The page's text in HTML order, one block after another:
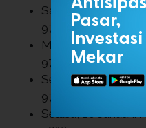
Sabtu, 17 Januari:
97%)
Minggu, 18 Januari:
97%)
Senin, 19 Januari:
97%)
Selasa, 20 Januari: